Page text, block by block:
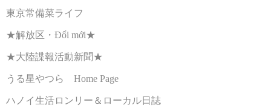
東京常備菜ライフ
★解放区・Đổi mới★
★大陸諜報活動新聞★
うる星やつら Home Page
ハノイ生活ロンリー＆ローカル日誌